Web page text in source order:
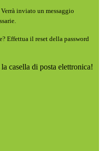
Verrà inviato un messaggio
Effettua il reset della password
casella di posta elettronica!